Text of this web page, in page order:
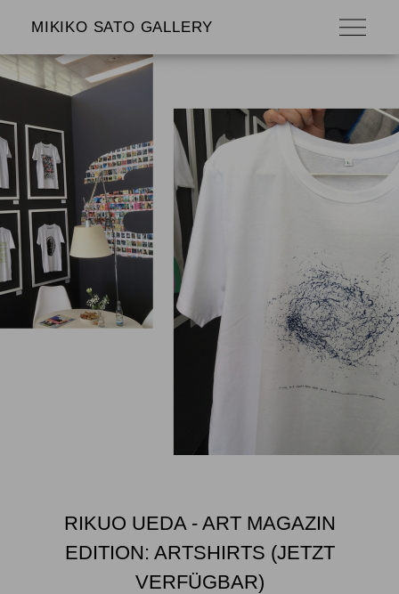
MIKIKO SATO GALLERY
RIKUO UEDA - ART MAGAZIN
EDITION: ARTSHIRTS (JETZT
VERFÜGBAR)